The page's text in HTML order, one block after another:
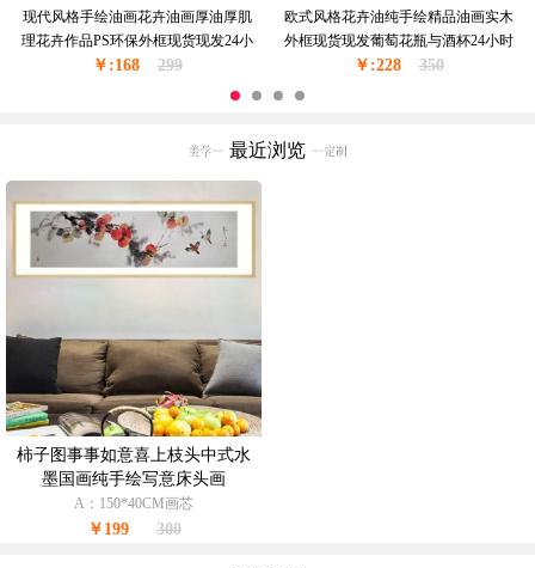
现代风格手绘油画花卉油画厚油厚肌
理花卉作品PS环保外框现货现发24小
时之内发货
￥:168 299
欧式风格花卉油纯手绘精品油画实木
外框现货现发葡萄花瓶与酒杯24小时
之内发货
￥:228 350
最近浏览
柿子图事事如意喜上枝头中式水
墨国画纯手绘写意床头画
A：150*40CM画芯
￥199 300